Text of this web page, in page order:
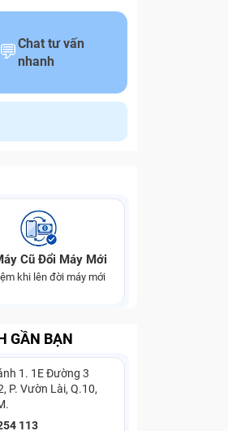
💬Chat tư vấn
nhanh
Cũ Đổi Máy Mới
khi lên đời máy mới
GẦN BẠN
1. 1E Đường 3
P. Vườn Lài, Q.10,
113